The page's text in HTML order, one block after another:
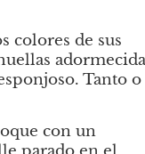
colores de sus
Tanto o
con un